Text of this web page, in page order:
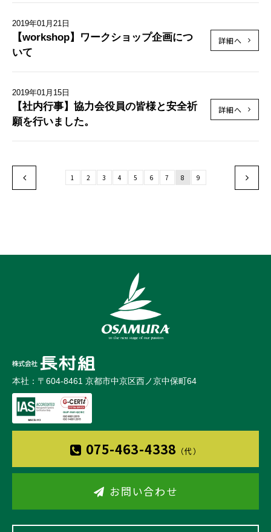
2019年01月21日
【workshop】ワークショップ企画につ
いて
詳細へ
2019年01月15日
【社内行事】協力会役員の皆様と安全祈
願を行いました。
詳細へ
1 2 3 4 5 6 7 8 9
本社：〒604-8461 京都市中京区西ノ京中保町64
075-463-4338（代）
お問い合わせ